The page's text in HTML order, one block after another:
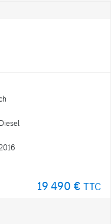
19 490 € TTC